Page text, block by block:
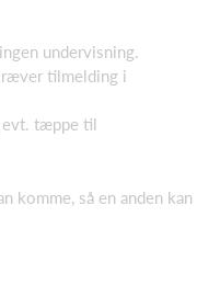
undervisning.
tilmelding i
evt. tæppe til
komme, så en anden kan